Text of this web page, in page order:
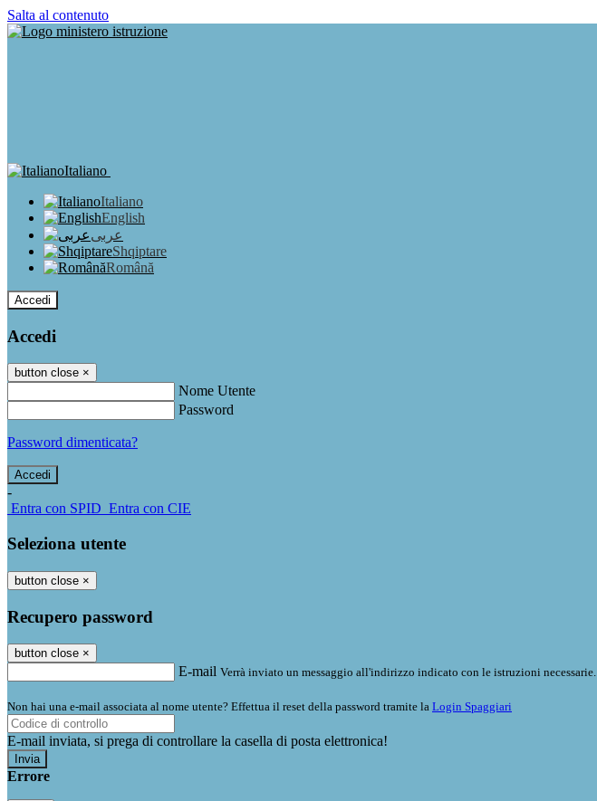
Salta al contenuto
Italiano
Italiano
English
عربى
Shqiptare
Română
Accedi
Accedi
button close ×
Nome Utente
Password
Password dimenticata?
-
Entra con SPID Entra con CIE
Seleziona utente
button close ×
Recupero password
button close ×
E-mail Verrà inviato un messaggio all'indirizzo indicato con le istruzioni necessarie.
Non hai una e-mail associata al nome utente? Effettua il reset della password tramite la Login Spaggiari
E-mail inviata, si prega di controllare la casella di posta elettronica!
Errore